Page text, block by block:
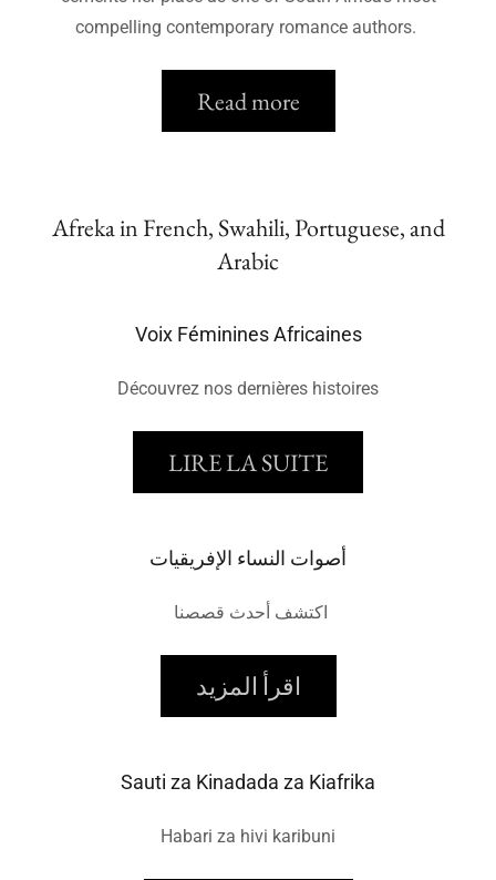
compelling contemporary romance authors.
Read more
Afreka in French, Swahili, Portuguese, and
Arabic
Voix Féminines Africaines
Découvrez nos dernières histoires
LIRE LA SUITE
أصوات النساء الإفريقيات
اكتشف أحدث قصصنا
اقرأ المزيد
Sauti za Kinadada za Kiafrika
Habari za hivi karibuni